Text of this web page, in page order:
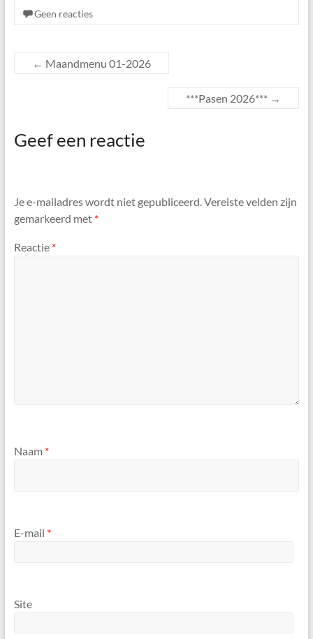
Geen reacties
← Maandmenu 01-2026
***Pasen 2026*** →
Geef een reactie
Je e-mailadres wordt niet gepubliceerd. Vereiste velden zijn
gemarkeerd met *
Reactie *
Naam *
E-mail *
Site